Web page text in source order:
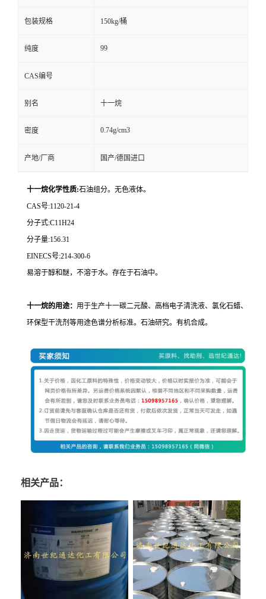
包装规格 150kg/桶
纯度 99
CAS编号
别名 十一烷
密度 0.74g/cm3
产地/厂商 国产/德国进口
十一烷化学性质:石油组分。无色液体。
CAS号:1120-21-4
分子式:C11H24
分子量:156.31
EINECS号:214-300-6
易溶于醇和醚，不溶于水。存在于石油中。
十一烷的用途： 用于生产十一碳二元酸、高档电子清洗液、氯化石蜡、
环保型干洗剂等用途色谱分析标准。石油研究。有机合成。
相关产品：